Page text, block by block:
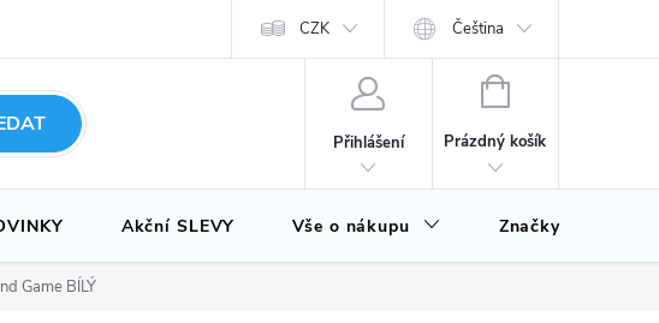
CZK Čeština
Přihlášení
NÁKUPNÍ
Prázdný košík
Akční SLEVY Vše o nákupu Značky
Game BÍLÝ